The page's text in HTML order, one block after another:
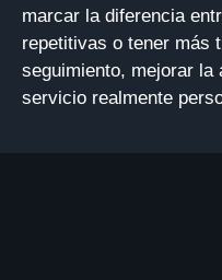
marcar la diferencia
repetitivas o tener más
seguimiento, mejorar la
servicio realmente